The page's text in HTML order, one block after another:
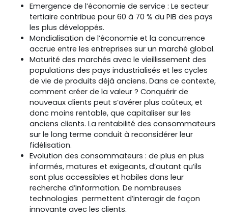
Emergence de l’économie de service : Le secteur
tertiaire contribue pour 60 à 70 % du PIB des pays
les plus développés.
Mondialisation de l’économie et la concurrence
accrue entre les entreprises sur un marché global.
Maturité des marchés avec le vieillissement des
populations des pays industrialisés et les cycles
de vie de produits déjà anciens. Dans ce contexte,
comment créer de la valeur ? Conquérir de
nouveaux clients peut s’avérer plus coûteux, et
donc moins rentable, que capitaliser sur les
anciens clients. La rentabilité des consommateurs
sur le long terme conduit à reconsidérer leur
fidélisation.
Evolution des consommateurs : de plus en plus
informés, matures et exigeants, d’autant qu’ils
sont plus accessibles et habiles dans leur
recherche d’information. De nombreuses
technologies permettent d’interagir de façon
innovante avec les clients.